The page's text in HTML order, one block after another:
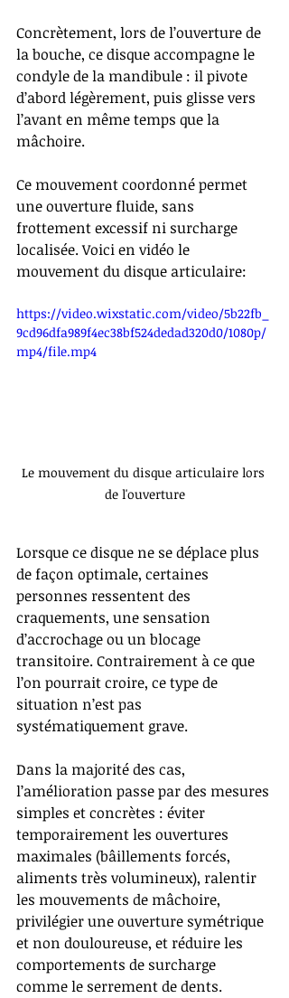
Concrètement, lors de l’ouverture de
la bouche, ce disque accompagne le
condyle de la mandibule : il pivote
d’abord légèrement, puis glisse vers
l’avant en même temps que la
mâchoire.
Ce mouvement coordonné permet
une ouverture fluide, sans
frottement excessif ni surcharge
localisée. Voici en vidéo le
mouvement du disque articulaire:
https://video.wixstatic.com/video/5b22fb_
9cd96dfa989f4ec38bf524dedad320d0/1080p/
mp4/file.mp4
Le mouvement du disque articulaire lors
de l'ouverture
Lorsque ce disque ne se déplace plus
de façon optimale, certaines
personnes ressentent des
craquements, une sensation
d’accrochage ou un blocage
transitoire. Contrairement à ce que
l’on pourrait croire, ce type de
situation n’est pas
systématiquement grave.
Dans la majorité des cas,
l’amélioration passe par des mesures
simples et concrètes : éviter
temporairement les ouvertures
maximales (bâillements forcés,
aliments très volumineux), ralentir
les mouvements de mâchoire,
privilégier une ouverture symétrique
et non douloureuse, et réduire les
comportements de surcharge
comme le serrement de dents.